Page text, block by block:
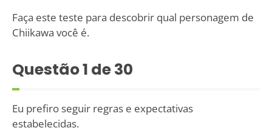
Faça este teste para descobrir qual personagem de
Chiikawa você é.
Questão1 de 30
Eu prefiro seguir regras e expectativas
estabelecidas.